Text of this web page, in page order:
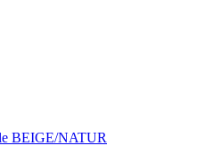
BEIGE/NATUR